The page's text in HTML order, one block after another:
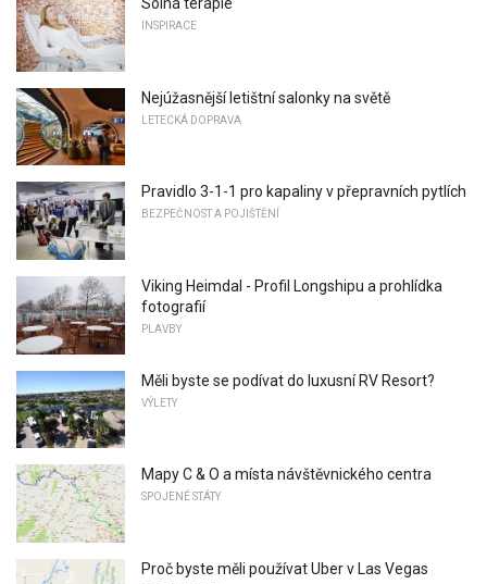
INSPIRACE
Nejúžasnější letištní salonky na světě
LETECKÁ DOPRAVA
Pravidlo 3-1-1 pro kapaliny v přepravních pytlích
BEZPEČNOST A POJIŠTĚNÍ
Viking Heimdal - Profil Longshipu a prohlídka
fotografií
PLAVBY
Měli byste se podívat do luxusní RV Resort?
VÝLETY
Mapy C & O a místa návštěvnického centra
SPOJENÉ STÁTY
Proč byste měli používat Uber v Las Vegas